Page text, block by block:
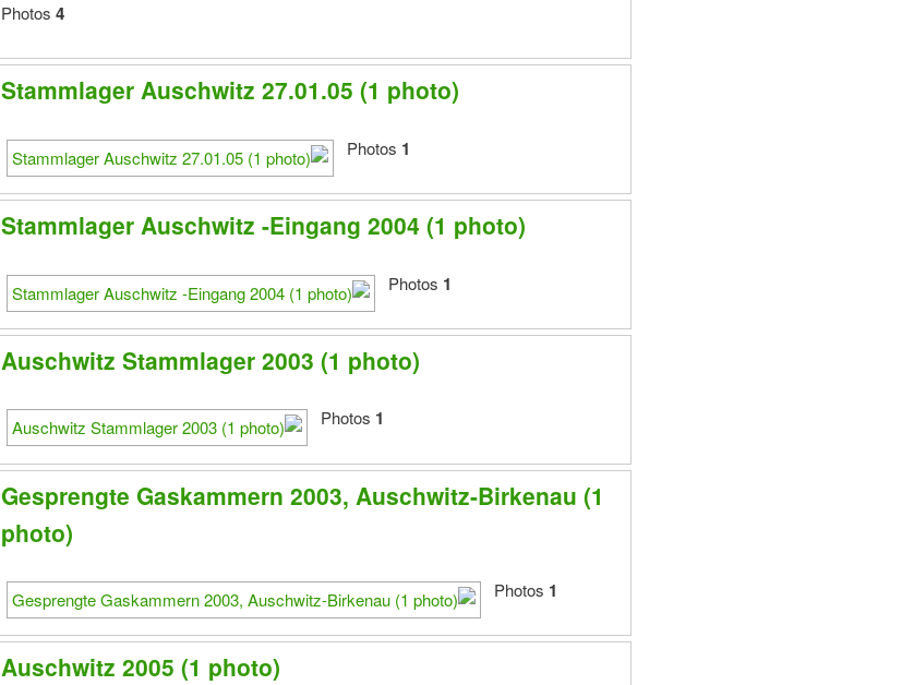
4
Stammlager Auschwitz 27.01.05 (1 photo)
1
Stammlager Auschwitz -Eingang 2004 (1 photo)
1
Auschwitz Stammlager 2003 (1 photo)
1
Gesprengte Gaskammern 2003, Auschwitz-Birkenau (1
photo)
1
Auschwitz 2005 (1 photo)